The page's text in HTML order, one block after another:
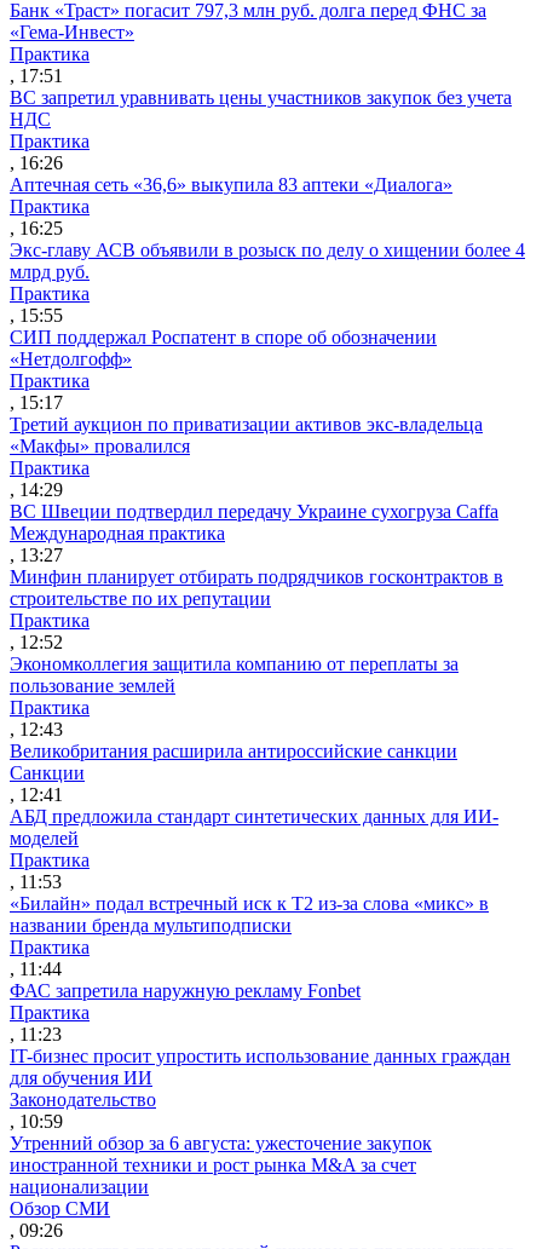
Банк «Траст» погасит 797,3 млн руб. долга перед ФНС за
«Гема-Инвест»
Практика
, 17:51
ВС запретил уравнивать цены участников закупок без учета
НДС
Практика
, 16:26
Аптечная сеть «36,6» выкупила 83 аптеки «Диалога»
Практика
, 16:25
Экс-главу АСВ объявили в розыск по делу о хищении более 4
млрд руб.
Практика
, 15:55
СИП поддержал Роспатент в споре об обозначении
«Нетдолгофф»
Практика
, 15:17
Третий аукцион по приватизации активов экс-владельца
«Макфы» провалился
Практика
, 14:29
ВС Швеции подтвердил передачу Украине сухогруза Caffa
Международная практика
, 13:27
Минфин планирует отбирать подрядчиков госконтрактов в
строительстве по их репутации
Практика
, 12:52
Экономколлегия защитила компанию от переплаты за
пользование землей
Практика
, 12:43
Великобритания расширила антироссийские санкции
Санкции
, 12:41
АБД предложила стандарт синтетических данных для ИИ-
моделей
Практика
, 11:53
«Билайн» подал встречный иск к Т2 из-за слова «микс» в
названии бренда мультиподписки
Практика
, 11:44
ФАС запретила наружную рекламу Fonbet
Практика
, 11:23
IT-бизнес просит упростить использование данных граждан
для обучения ИИ
Законодательство
, 10:59
Утренний обзор за 6 августа: ужесточение закупок
иностранной техники и рост рынка M&A за счет
национализации
Обзор СМИ
, 09:26